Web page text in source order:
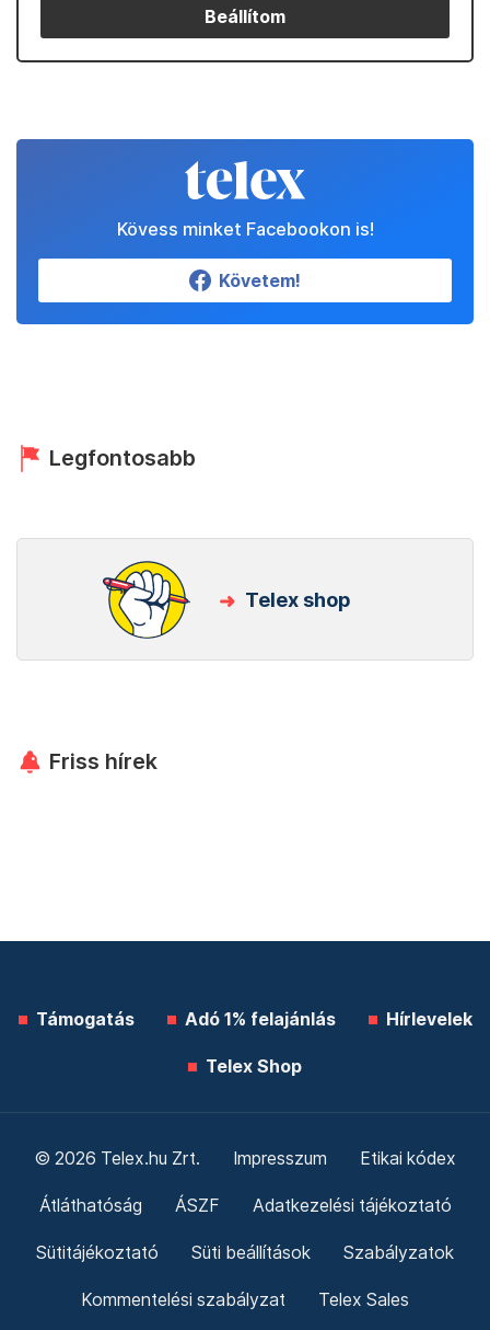
Beállítom
Kövess minket Facebookon is!
Követem!
Legfontosabb
Telex shop
Friss hírek
Támogatás Adó 1% felajánlás Hírlevelek
Telex Shop
© 2026 Telex.hu Zrt. Impresszum Etikai kódex
Átláthatóság ÁSZF Adatkezelési tájékoztató
Sütitájékoztató Süti beállítások Szabályzatok
Kommentelési szabályzat Telex Sales